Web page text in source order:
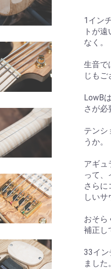
1イン
トが
なく。
生音で
じもご
LowB
さが必
テンシ
うか。
アギュ
って、
さらに
しいサ
おそら
補正し
33イン
ました。